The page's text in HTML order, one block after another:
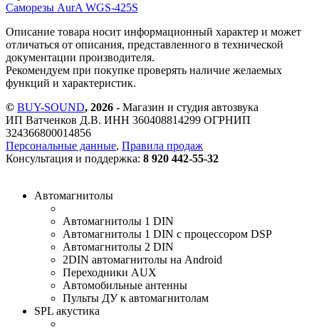
Саморезы AurA WGS-425S
Описание товара носит информационный характер и может
отличаться от описания, представленного в технической
документации производителя.
Рекомендуем при покупке проверять наличие желаемых
функций и характеристик.
© BUY-SOUND, 2026 - Магазин и студия автозвука
ИП Ватченков Д.В. ИНН 360408814299 ОГРНИП
324366800014856
Персональные данные, Правила продаж
Консультация и поддержка: 8 920 442-55-32
Автомагнитолы
Автомагнитолы 1 DIN
Автомагнитолы 1 DIN с процессором DSP
Автомагнитолы 2 DIN
2DIN автомагнитолы на Android
Переходники AUX
Автомобильные антенны
Пульты ДУ к автомагнитолам
SPL акустика